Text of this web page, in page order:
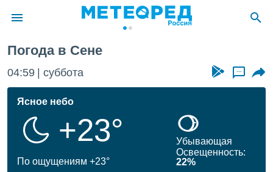
о
Вы можете
Погода в Сене
04:59 суббота ...
Ясное небо
+23°
По ощущениям +23°
Убывающая
Освещенность:
22%